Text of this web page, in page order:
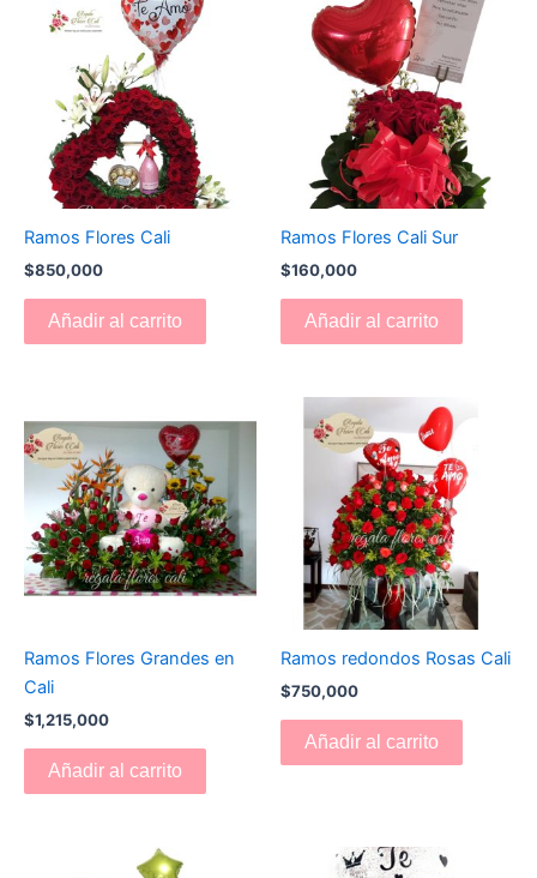
Ramos Flores Cali
$850,000
Añadir al carrito
Ramos Flores Cali Sur
$160,000
Añadir al carrito
Ramos Flores Grandes en
Cali
$1,215,000
Añadir al carrito
Ramos redondos Rosas Cali
$750,000
Añadir al carrito